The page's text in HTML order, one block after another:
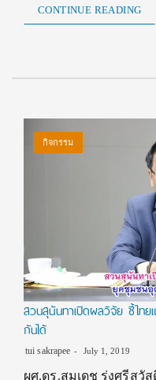
CONTINUE READING
กิจกรรม
สวนสุนันทาเปิดผลวิจัย ชี้ไท
กันได้
tui sakrapee July 1, 2019
ผศ.ดร.สมเดช รุ่งศรีสวั